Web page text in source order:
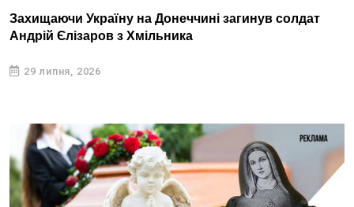
Захищаючи Україну на Донеччині загинув солдат
Андрій Єлізаров з Хмільника
29 липня, 2026